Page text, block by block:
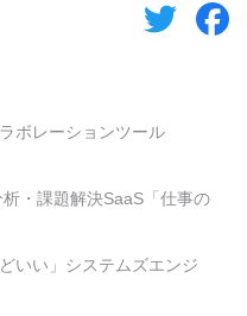
ボレーションツール
・課題解決SaaS「仕事の
いい」システムズエンジ